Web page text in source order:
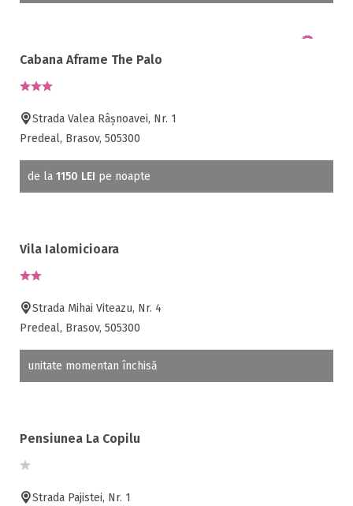
Cabana Aframe The Palo
Strada Valea Râșnoavei, Nr. 1
Predeal, Brasov, 505300
de la 1150 LEI pe noapte
Vila Ialomicioara
Strada Mihai Viteazu, Nr. 4
Predeal, Brasov, 505300
unitate momentan închisă
Pensiunea La Copilu
Strada Pajistei, Nr. 1